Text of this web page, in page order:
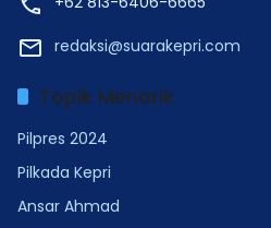
redaksi@suarakepri.com
Topik Menarik
Pilpres 2024
Pilkada Kepri
Ansar Ahmad